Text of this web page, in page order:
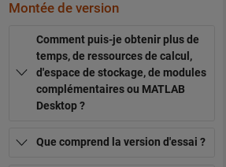
Montée de version
Comment puis-je obtenir plus de
temps, de ressources de calcul,
d'espace de stockage, de modules
complémentaires ou MATLAB
Desktop ?
Que comprend la version d'essai ?